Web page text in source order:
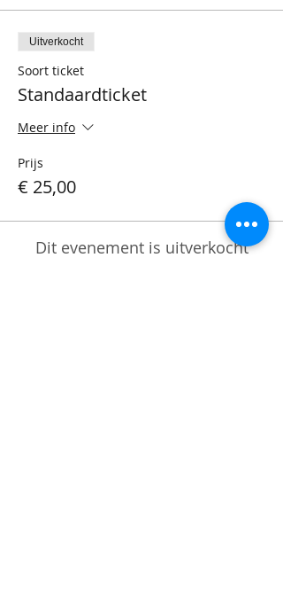
Uitverkocht
Soort ticket
Standaardticket
Meer info
Prijs
€ 25,00
Dit evenement is uitverkocht